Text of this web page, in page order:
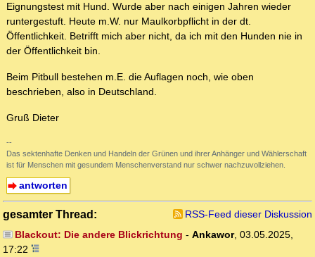
Eignungstest mit Hund. Wurde aber nach einigen Jahren wieder
runtergestuft. Heute m.W. nur Maulkorbpflicht in der dt.
Öffentlichkeit. Betrifft mich aber nicht, da ich mit den Hunden nie in
der Öffentlichkeit bin.
Beim Pitbull bestehen m.E. die Auflagen noch, wie oben
beschrieben, also in Deutschland.
Gruß Dieter
--
Das sektenhafte Denken und Handeln der Grünen und ihrer Anhänger und Wählerschaft
ist für Menschen mit gesundem Menschenverstand nur schwer nachzuvollziehen.
antworten
gesamter Thread:
RSS-Feed dieser Diskussion
Blackout: Die andere Blickrichtung - Ankawor, 03.05.2025,
17:22